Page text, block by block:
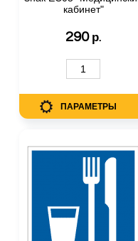
кабинет"
290 р.
ПАРАМЕТРЫ